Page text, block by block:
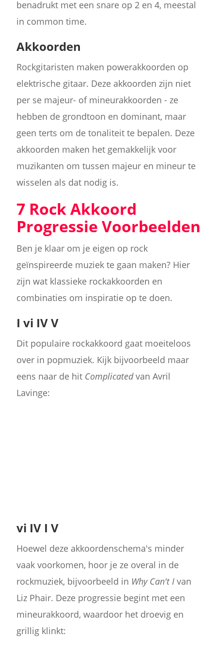
benadrukt met een snare op 2 en 4, meestal
in common time.
Akkoorden
Rockgitaristen maken powerakkoorden op
elektrische gitaar. Deze akkoorden zijn niet
per se majeur- of mineurakkoorden - ze
hebben de grondtoon en dominant, maar
geen terts om de tonaliteit te bepalen. Deze
akkoorden maken het gemakkelijk voor
muzikanten om tussen majeur en mineur te
wisselen als dat nodig is.
7 Rock Akkoord
Progressie Voorbeelden
Ben je klaar om je eigen op rock
geïnspireerde muziek te gaan maken? Hier
zijn wat klassieke rockakkoorden en
combinaties om inspiratie op te doen.
I vi IV V
Dit populaire rockakkoord gaat moeiteloos
over in popmuziek. Kijk bijvoorbeeld maar
eens naar de hit Complicatedvan Avril
Lavinge:
vi IV I V
Hoewel deze akkoordenschema's minder
vaak voorkomen, hoor je ze overal in de
rockmuziek, bijvoorbeeld in Why Can't Ivan
Liz Phair. Deze progressie begint met een
mineurakkoord, waardoor het droevig en
grillig klinkt: